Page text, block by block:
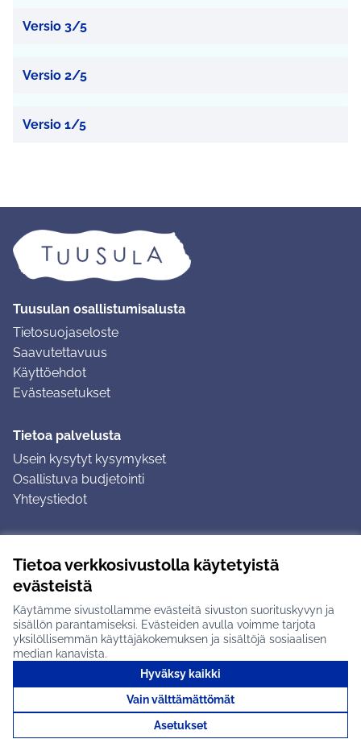
Tietoa verkkosivustolla käytetyistä
evästeistä
Käytämme sivustollamme evästeitä sivuston suorituskyvyn ja
sisällön parantamiseksi. Evästeiden avulla voimme tarjota
yksilöllisemmän käyttäjäkokemuksen ja sisältöjä sosiaalisen
median kanavista.
Hyväksy kaikki
Vain välttämättömät
Asetukset
Versio 3/5
Versio 2/5
Versio 1/5
Tuusulan osallistumisalusta
Tietosuojaseloste
Saavutettavuus
Käyttöehdot
Evästeasetukset
Tietoa palvelusta
Usein kysytyt kysymykset
Osallistuva budjetointi
Yhteystiedot
Ohjeet kirjautumiseen
Ohjeet kommentin jättämiseen
Creative Commons -lisenssi
(Ulkoinen linkki)Verkkosivusto luotuvapaan ohjelmiston
Tuusulan osallistumisalusta X-palvelussa
(Ulkoinen linkki)